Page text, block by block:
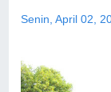
Senin, April 02,